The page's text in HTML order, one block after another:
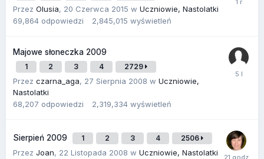
Przez Olusia, 20 Czerwca 2015 w Uczniowie, Nastolatki
69,864 odpowiedzi 2,845,015 wyświetleń
Majowe słoneczka 2009
1 2 3 4 2729
Przez czarna_aga, 27 Sierpnia 2008 w Uczniowie,
Nastolatki
68,207 odpowiedzi 2,319,334 wyświetleń
Sierpień 2009 1 2 3 4 2506
Przez Joan, 22 Listopada 2008 w Uczniowie, Nastolatki